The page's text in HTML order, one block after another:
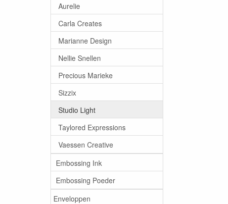
Aurelie
Carla Creates
Marianne Design
Nellie Snellen
Precious Marieke
Sizzix
Studio Light
Taylored Expressions
Vaessen Creative
Embossing Ink
Embossing Poeder
Enveloppen